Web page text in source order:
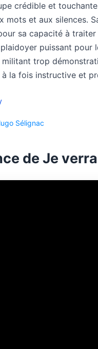
crédible et
mots et aux silences.
sa capacité à
puissant pour
trop
la fois instructive et
Sélignac
de Je